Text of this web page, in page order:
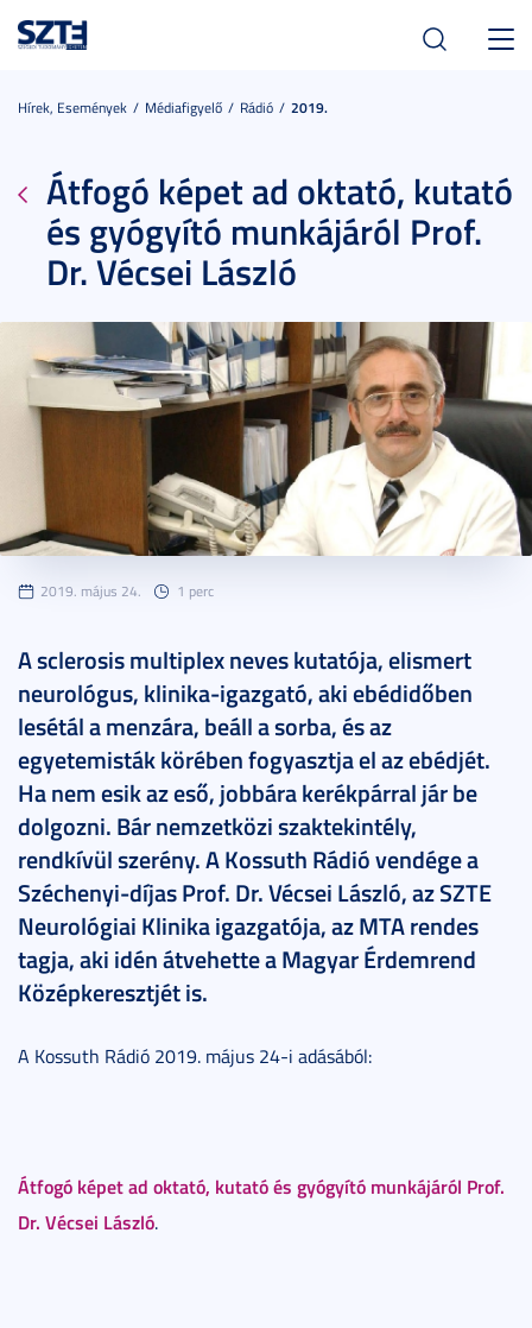
Hírek, Események Médiafigyelő Rádió 2019.
Átfogó képet ad oktató, kutató
és gyógyító munkájáról Prof.
Dr. Vécsei László
2019. május 24. 1 perc
A sclerosis multiplex neves kutatója, elismert
neurológus, klinika-igazgató, aki ebédidőben
lesétál a menzára, beáll a sorba, és az
egyetemisták körében fogyasztja el az ebédjét.
Ha nem esik az eső, jobbára kerékpárral jár be
dolgozni. Bár nemzetközi szaktekintély,
rendkívül szerény. A Kossuth Rádió vendége a
Széchenyi-díjas Prof. Dr. Vécsei László, az SZTE
Neurológiai Klinika igazgatója, az MTA rendes
tagja, aki idén átvehette a Magyar Érdemrend
Középkeresztjét is.
A Kossuth Rádió 2019. május 24-i adásából:
Átfogó képet ad oktató, kutató és gyógyító munkájáról Prof.
Dr. Vécsei László.